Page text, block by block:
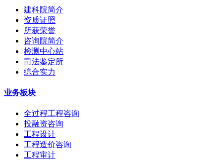
建科院简介
资质证照
所获荣誉
咨询院简介
检测中心站
司法鉴定所
综合实力
业务板块
全过程工程咨询
投融资咨询
工程设计
工程造价咨询
工程审计